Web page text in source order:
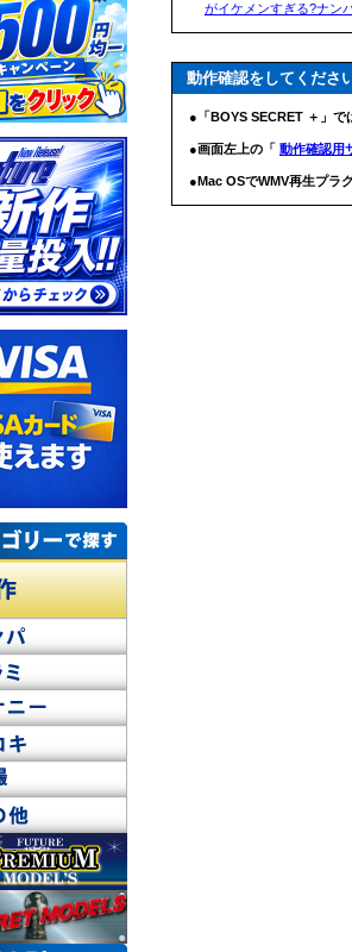
がイケメンすぎる?ナン
動作確認をしてくださ
●「BOYS SECRET ＋」で
●画面左上の「 動作確認用
●Mac OSでWMV再生プラ